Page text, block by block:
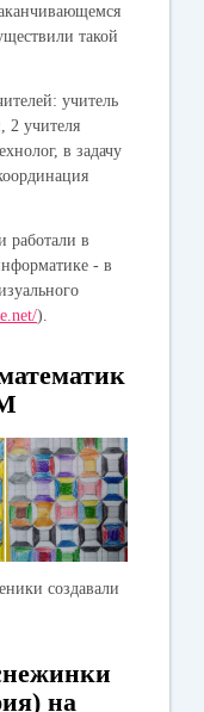
такой
учитель
2 учителя
в задачу
работали в
- в
).
создавали
на